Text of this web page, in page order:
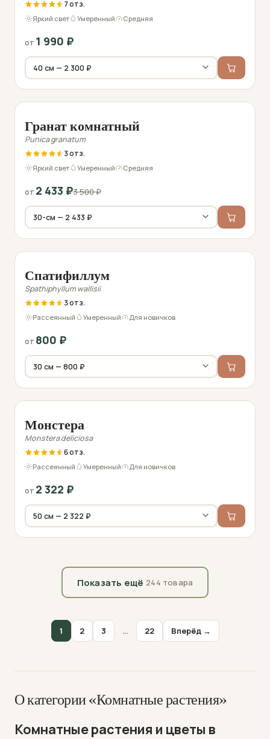
7
Яркий свет Умеренный Средняя
от 1 990 ₽
Гранат комнатный
Punica granatum
3
Яркий свет Умеренный Средняя
от 2 433 ₽3 500₽
Спатифиллум
Spathiphyllum wallisii
3
Рассеянный Умеренный Для новичков
от 800 ₽
Монстера
Monstera deliciosa
6
Рассеянный Умеренный Для новичков
от 2 322 ₽
Показать ещё 244 товара
1 2 3 … 22 Вперёд →
О категории «Комнатные растения»
Комнатные растения и цветы в